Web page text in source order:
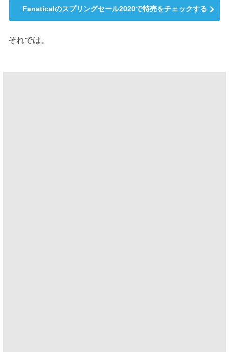
Fanaticalのスプリングセール2020で特売をチェックする
それでは。